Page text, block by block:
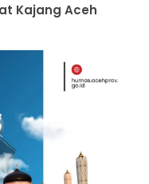
Kajang Aceh